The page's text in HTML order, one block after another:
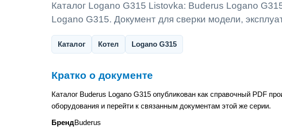
Каталог Logano G315 Listovka: Buderus Logano
Logano G315. Документ для сверки модели,
Каталог Котел Logano G315
Кратко о документе
Каталог Buderus Logano G315 опубликован как справочный PDF
оборудования и перейти к связанным документам этой же серии.
БрендBuderus